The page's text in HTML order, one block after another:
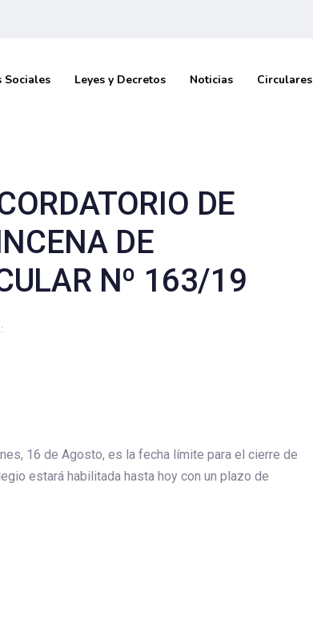
Sociales Leyes y Decretos Noticias Circulares
DE
DE
Nº 163/19
16 de Agosto, es la fecha límite para el cierre de
estará habilitada hasta hoy con un plazo de